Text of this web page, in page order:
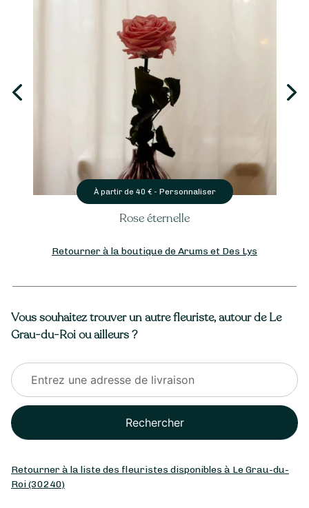
À partir de 40 € - Personnaliser
Rose éternelle
Retourner à la boutique de Arums et Des Lys
Vous souhaitez trouver un autre fleuriste, autour de Le
Grau-du-Roi ou ailleurs ?
Rechercher
Retourner à la liste des fleuristes disponibles à Le Grau-du-
Roi (30240)